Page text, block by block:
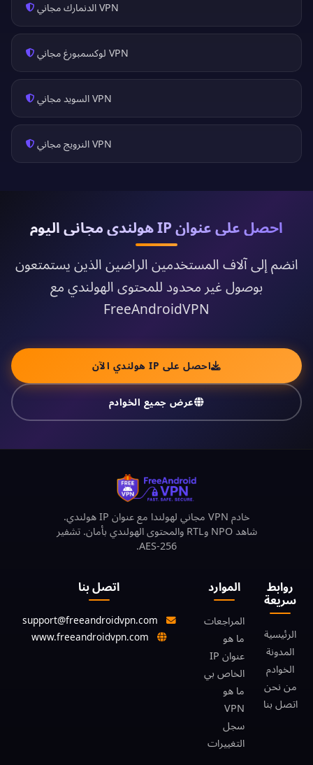
VPN الدنمارك مجاني
VPN لوكسمبورغ مجاني
VPN السويد مجاني
VPN النرويج مجاني
احصل على عنوان IP هولندي مجاني اليوم
انضم إلى آلاف المستخدمين الراضين الذين يستمتعون
بوصول غير محدود للمحتوى الهولندي مع
FreeAndroidVPN
احصل على IP هولندي الآن
عرض جميع الخوادم
روابط
سريعة
الرئيسية
المدونة
الخوادم
من نحن
اتصل بنا
الموارد
المراجعات
ما هو
عنوان IP
الخاص بي
ما هو
VPN
سجل
التغييرات
خادم VPN مجاني لهولندا مع عنوان IP هولندي.
شاهد NPO وRTL والمحتوى الهولندي بأمان. تشفير
AES-256.
اتصل بنا